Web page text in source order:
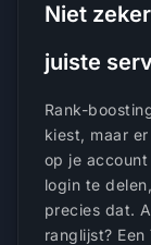
Niet
juiste
Rank-
kiest, maar
op je
login te
precies dat.
ranglijst? Een